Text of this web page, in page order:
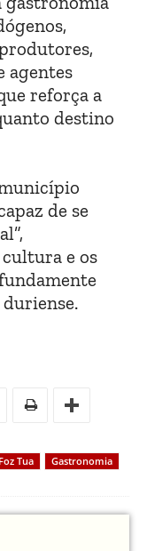
agentes
reforça a
destino
de se
e os
Foz Tua
Gastronomia